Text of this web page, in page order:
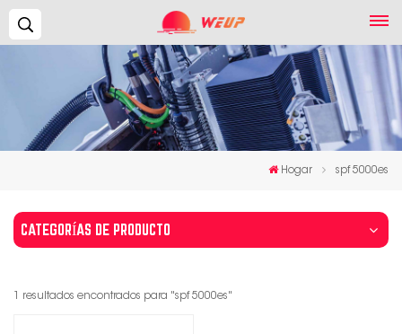
Hogar spf 5000es
CATEGORÍAS DE PRODUCTO
1 resultados encontrados para "spf 5000es"